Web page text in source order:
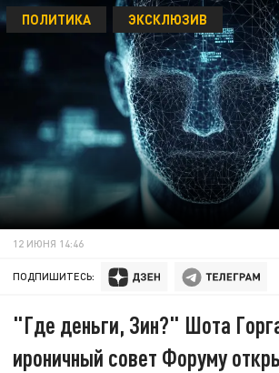
ПОЛИТИКА ЭКСКЛЮЗИВ
12 ИЮНЯ 14:46
ПОДПИШИТЕСЬ:
"Где деньги, Зин?" Шота
ироничный совет Форуму